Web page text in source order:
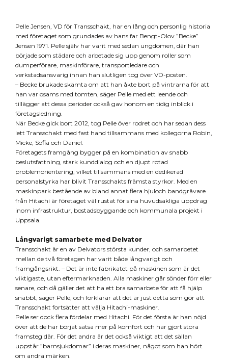
Pelle Jensen, VD för Transschakt, har en lång och personlig historia
med företaget som grundades av hans far Bengt-Olov ”Becke”
Jensen 1971. Pelle själv har varit med sedan ungdomen, där han
började som städare och arbetade sig upp genom roller som
dumperförare, maskinförare, transportledare och
verkstadsansvarig innan han slutligen tog över VD-posten.
– Becke brukade skämta om att han åkte bort på vintrarna för att
han var osams med tomten, säger Pelle med ett leende och
tillägger att dessa perioder också gav honom en tidig inblick i
företagsledning.
När Becke gick bort 2012, tog Pelle över rodret och har sedan dess
lett Transschakt med fast hand tillsammans med kollegorna Robin,
Micke, Sofia och Daniel.
Företagets framgång bygger på en kombination av snabb
beslutsfattning, stark kunddialog och en djupt rotad
problemorientering, vilket tillsammans med en dedikerad
personalstyrka har blivit Transschakts främsta styrkor. Med en
maskinpark bestående av bland annat flera hjuloch bandgrävare
från Hitachi är företaget väl rustat för sina huvudsakliga uppdrag
inom infrastruktur, bostadsbyggande och kommunala projekt i
Uppsala.
Långvarigt samarbete med Delvator
Transschakt är en av Delvators största kunder, och samarbetet
mellan de två företagen har varit både långvarigt och
framgångsrikt. – Det är inte fabrikatet på maskinen som är det
viktigaste, utan eftermarknaden. Alla maskiner går sönder förr eller
senare, och då gäller det att ha ett bra samarbete för att få hjälp
snabbt, säger Pelle, och förklarar att det är just detta som gör att
Transschakt fortsätter att välja Hitachi-maskiner.
Pelle ser dock flera fördelar med Hitachi. För det första är han nöjd
över att de har börjat satsa mer på komfort och har gjort stora
framsteg där. För det andra är det också viktigt att det sällan
uppstår ”barnsjukdomar” i deras maskiner, något som han hört
om andra märken.